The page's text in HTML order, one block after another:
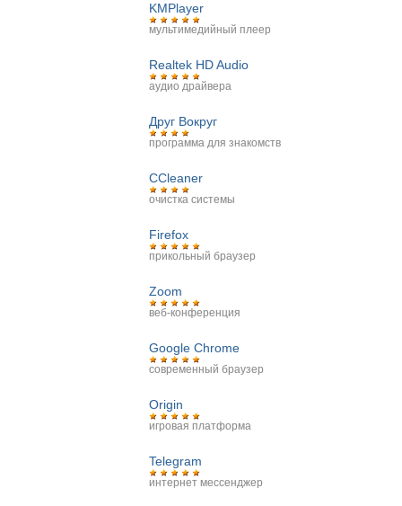
KMPlayer
мультимедийный плеер
Realtek HD Audio
аудио драйвера
Друг Вокруг
программа для знакомств
CCleaner
очистка системы
Firefox
прикольный браузер
Zoom
веб-конференция
Google Chrome
современный браузер
Origin
игровая платформа
Telegram
интернет мессенджер